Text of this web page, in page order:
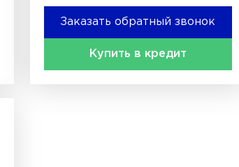
Заказать обратный звонок
Купить в кредит